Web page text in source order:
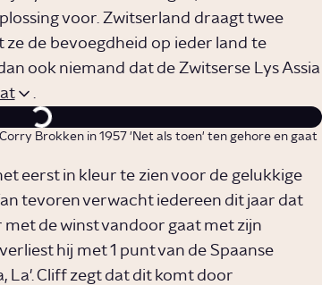
voor. Zwitserland draagt twee
ze de bevoegdheid op ieder land te
ook niemand dat de Zwitserse Lys Assia
.
Brokken in 1957 'Net als toen' ten gehore en gaat
eerst in kleur te zien voor de gelukkige
tevoren verwacht iedereen dit jaar dat
de winst vandoor gaat met zijn
hij met 1 punt van de Spaanse
La'. Cliff zegt dat dit komt door